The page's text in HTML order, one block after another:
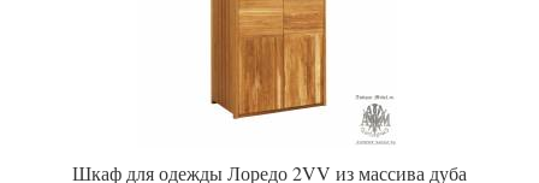
Шкаф для одежды Лоредо 2VV из массива дуба